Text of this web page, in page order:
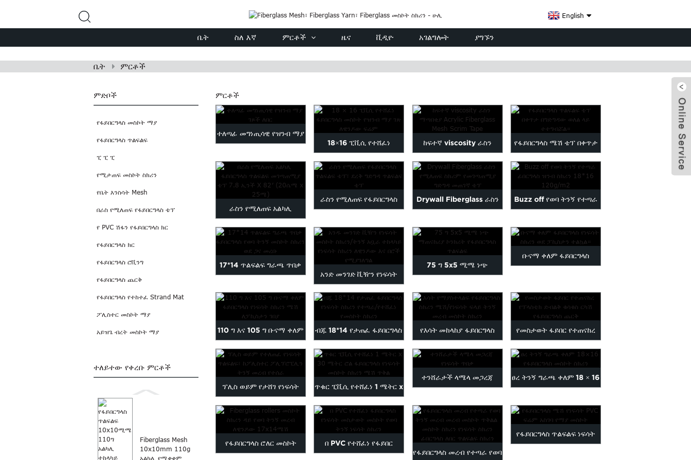
English
ቤት ስለ እኛ ምርቶች ዜና ቪዲዮ አገልግሎት ያግኙን
ቤት ምርቶች
ምድቦች
የፋይበርግላስ መስኮት ማያ
የፋይበርግላስ ጥልፍልፍ
ፒ ፒ ፒ
የሚታጠፍ መስኮት ስክሪን
የቤት እንስሳት Mesh
በራስ የሚለጠፍ የፋይበርግላስ ቴፕ
የ PVC ሽፋን የፋይበርግላስ ክር
የፋይበርግላስ ክር
የፋይበርግላስ ሮቪንግ
የፋይበርግላስ ጨርቅ
የፋይበርግላስ የተከተፈ Strand Mat
ፖሊስተር መስኮት ማያ
አይዝጌ ብረት መስኮት ማያ
ተለይተው የቀረቡ ምርቶች
Fiberglass Mesh
10x10mm 110g
አልካሊ የሚቋቋም
ምርቶች
ተለጣፊ መግነጢሳዊ የዝንብ ማያ
18×16 ፒቪሲ የተሸፈነ
ፋይበርግላስ መስኮት ዝንብ scr...
ከፍተኛ viscosity ራስን
ማጣበቂያ አሲሪሊክ
ፋይበርግላስ...
የፋይበርግላስ ሜሽ ቴፕ በቀጥታ
ወደ ዋ...
ራስን የሚለጠፍ አልካሊ
የሚቋቋም የፋይበርግላስ
ራስን የሚለጠፍ የፋይበርግላስ Drywall Fiberglass ራስን Buzz off የወባ ትንኝ የተጣራ
17*14 ጥልፍልፍ ግራጫ ጥበቃ
አንድ መንገድ ቪዥን የነፍሳት
መስኮት ስክሪን/ትንኝ ዱ...
75 ግ 5x5 ሚሜ ነጭ
ቡናማ ቀለም ፋይበርግላስ
ተልኳል t...
110 ግ እና 105 ግ ቡናማ ቀለም
ፋይበርግላስ ስክሪፕት...
ብጁ 18*14 የታጠፈ ፋይበርግላስ
የነፍሳት ስክሪፕት...
የእሳት መከላከያ ፋይበርግላስ
ስክሪን ጥልፍልፍ/Insect Fly
Mos...
የመስታወት ፋይበር የተጠናከረ
የፕላስቲክ ስብጥር ቁሳቁስ...
ፕሊስ ወይም የታሸገ የነፍሳት
ጥልፍልፍ፣ ከፖሊስስት...
ጥቁር ፒቪሲ የተሸፈነ 1 ሜትር x
30 ሜትር ሮል ፋይበርግላስ
ነፍሳት...
ተንሸራታች ላሜላ መጋረጃ ፀረ ትንኝ ግራጫ ቀለም 18 × 16
የፋይበርግላስ ሮለር መስኮት በ PVC የተሸፈነ የፋይበር
የፋይበርግላስ መረብ የተጣራ የወባ
የፋይበርግላስ ጥልፍልፍ ነፍሳት